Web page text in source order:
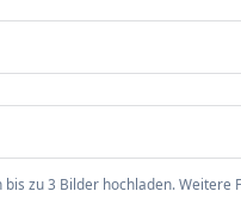
bis zu 3 Bilder hochladen. Weitere